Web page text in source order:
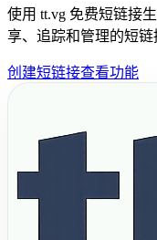
使用 tt.vg 免费短链接
享、追踪和管理的短链
创建短链接查看功能